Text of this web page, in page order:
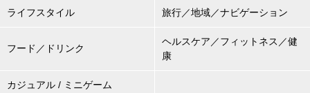
ライフスタイル 旅行／地域／ナビゲーション
フード／ドリンク
ヘルスケア／フィットネス／健
康
カジュアル / ミニゲーム